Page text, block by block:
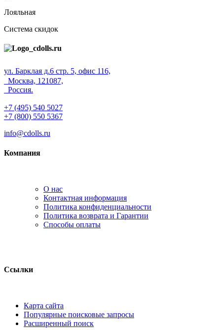
Лояльная
Система скидок
ул. Барклая д.6 стр. 5, офис 116,
Москва, 121087,
Россия.
+7 (495) 540 5027
+7 (800) 550 5367
info@cdolls.ru
Компания
О нас
Контактная информация
Политика конфиденциальности
Политика возврата и Гарантии
Способы оплаты
Ссылки
Карта сайта
Популярные поисковые запросы
Расширенный поиск